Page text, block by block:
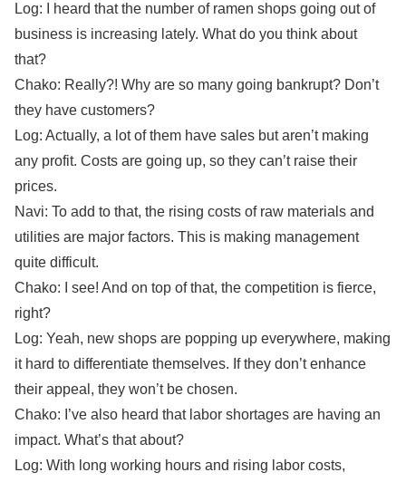
Log: I heard that the number of ramen shops going out of
business is increasing lately. What do you think about
that?
Chako: Really?! Why are so many going bankrupt? Don’t
they have customers?
Log: Actually, a lot of them have sales but aren’t making
any profit. Costs are going up, so they can’t raise their
prices.
Navi: To add to that, the rising costs of raw materials and
utilities are major factors. This is making management
quite difficult.
Chako: I see! And on top of that, the competition is fierce,
right?
Log: Yeah, new shops are popping up everywhere, making
it hard to differentiate themselves. If they don’t enhance
their appeal, they won’t be chosen.
Chako: I’ve also heard that labor shortages are having an
impact. What’s that about?
Log: With long working hours and rising labor costs,